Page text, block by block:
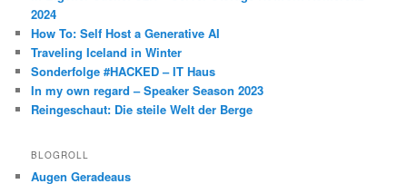
2024
How To: Self Host a Generative AI
Traveling Iceland in Winter
Sonderfolge #HACKED – IT Haus
In my own regard – Speaker Season 2023
Reingeschaut: Die steile Welt der Berge
BLOGROLL
Augen Geradeaus